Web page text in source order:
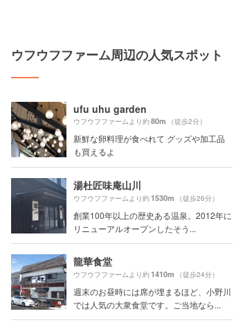
ウフウフファーム周辺の人気スポット
ufu uhu garden
ウフウフファームより約80m （徒歩2分）
新鮮な卵料理が食べれて グッズや加工品
も買えるよ
湯杜匠味庵山川
ウフウフファームより約1530m （徒歩26分）
創業100年以上の歴史ある温泉。2012年に
リニューアルオープンしたそう...
龍華食堂
ウフウフファームより約1410m （徒歩24分）
週末のお昼時には席が埋まるほど、小野川
では人気の大衆食堂です。ご当地なら...